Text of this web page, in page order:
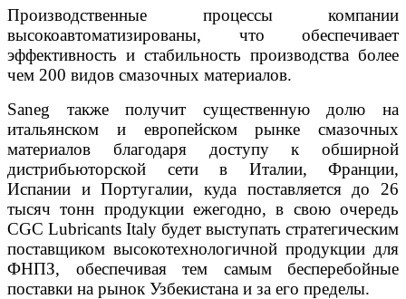
Производственные процессы компании
высокоавтоматизированы, что обеспечивает
эффективность и стабильность производства более
чем 200 видов смазочных материалов.
Saneg также получит существенную долю на
итальянском и европейском рынке смазочных
материалов благодаря доступу к обширной
дистрибьюторской сети в Италии, Франции,
Испании и Португалии, куда поставляется до 26
тысяч тонн продукции ежегодно, в свою очередь
CGC Lubricants Italy будет выступать стратегическим
поставщиком высокотехнологичной продукции для
ФНПЗ, обеспечивая тем самым бесперебойные
поставки на рынок Узбекистана и за его пределы.